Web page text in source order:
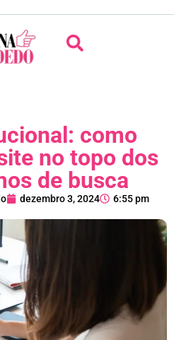
como
no topo dos
de busca
dezembro 3, 2024 6:55 pm